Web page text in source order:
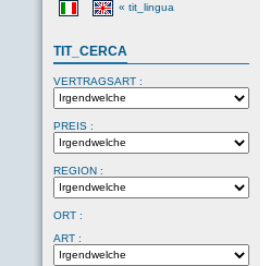
« tit_lingua
TIT_CERCA
VERTRAGSART :
PREIS :
REGION :
ORT :
ART :